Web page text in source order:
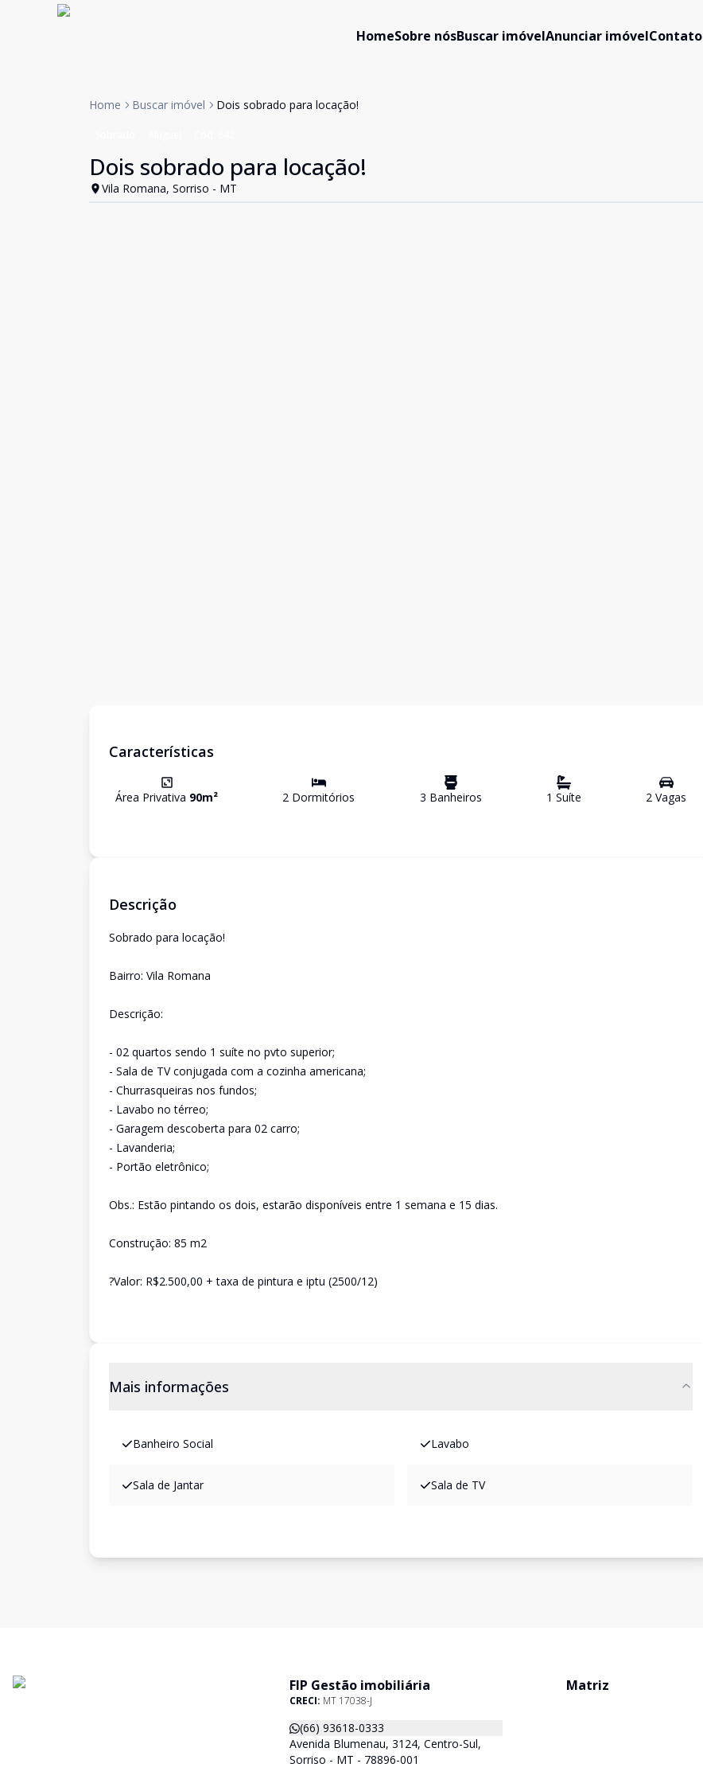
HomeSobre nósBuscar imóvelAnunciar imóvelContato
Home Buscar imóvel Dois sobrado para locação!
Dois sobrado para locação!
Vila Romana, Sorriso - MT
Características
Área Privativa 90m² 2 Dormitórios 3 Banheiros 1 Suíte 2 Vagas
Descrição
Sobrado para locação!
Bairro: Vila Romana
Descrição:
- 02 quartos sendo 1 suíte no pvto superior;
- Sala de TV conjugada com a cozinha americana;
- Churrasqueiras nos fundos;
- Lavabo no térreo;
- Garagem descoberta para 02 carro;
- Lavanderia;
- Portão eletrônico;
Obs.: Estão pintando os dois, estarão disponíveis entre 1 semana e 15 dias.
Construção: 85 m2
?Valor: R$2.500,00 + taxa de pintura e iptu (2500/12)
Mais informações
Banheiro Social Lavabo
Sala de Jantar Sala de TV
FIP Gestão imobiliária
CRECI: MT 17038-J
(66) 93618-0333
Avenida Blumenau, 3124, Centro-Sul,
Sorriso - MT - 78896-001
Matriz